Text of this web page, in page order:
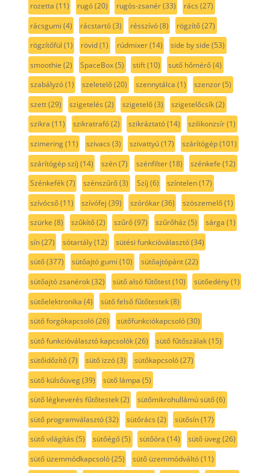
rozetta (11) rugó(20) rugós-zsanér(33) rács (27)
rácsgumi (4) rácstartó(3) résszívó(8) rögzítő(27)
rögzítőfül (1) rövid(1) rúdmixer(14) side by side (53)
smoothie (2) SpaceBox(5) stift(10) sutő hőmérő(4)
szabályzó(1) szeletelő(20) szennytálca (1) szenzor(5)
szett(29) szigetelés (2) szigetelő(3) szigetelőcsík(2)
szikra (11) szikratrafó(2) szikráztató(14) szilikonzsír(1)
szimering(11) szivacs (3) szivattyú(17) szárítógép(101)
szárítógép szíj (14) szén(7) szénfilter(18) szénkefe (12)
Szénkefék(7) szénszűrő(3) Szíj (6) színtelen(17)
szívócső(11) szívófej (39) szórókar(36) szöszemelő(1)
szürke (8) szűkítő(2) szűrő(97) szűrőház (5) sárga (1)
sín(27) sótartály(12) sütési funkcióválasztó(34)
sütő(377) sütőajtó gumi (10) sütőajtópánt(22)
sütőajtó zsanérok(32) sütő alsó fűtőtest(10) sütőedény(1)
sütőelektronika (4) sütő felső fűtőtestek(8)
sütő forgókapcsoló(26) sütőfunkciókapcsoló(30)
sütő funkcióválasztó kapcsolók(26) sütő fűtőszálak(15)
sütőidőzítő(7) sütő izzó(3) sütőkapcsoló(27)
sütő külsőüveg(39) sütő lámpa (5)
sütő légkeverés fűtőtestek(2) sütőmikrohullámú sütő(6)
sütő programválasztó(32) sütőrács (2) sütősín(17)
sütő világítás (5) sütőégő(5) sütőóra (14) sütő üveg(26)
sütő üzemmódkapcsoló(25) sütő üzemmódváltó(11)